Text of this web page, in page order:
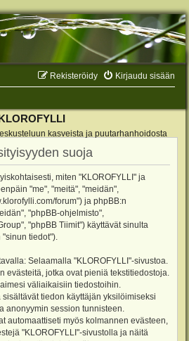
Kirjaudu sisään
Rekisteröidy
kasveista ja puutarhanhoidosta
suoja
miten "KLOROFYLLI" ja
"me", "meitä", "meidän",
forum") ja phpBB:n
"phpBB-ohjelmisto",
"phpBB Tiimit") käyttävät sinulta
tiedot").
Selaamalla "KLOROFYLLI"-sivustoa.
evästeitä, jotka ovat pieniä tekstitiedostoja.
väliaikaisiin tiedostoihin.
tiedon käyttäjän yksilöimiseksi
anonyymin session tunnisteen.
automaattiseti myös kolmannen evästeen,
"KLOROFYLLI"-sivustolla ja näitä